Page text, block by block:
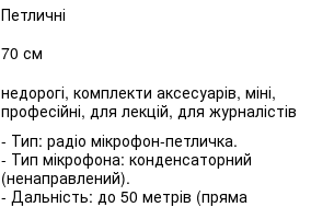
Петличні
70 см
недорогі, комплекти аксесуарів, міні,
професійні, для лекцій, для журналістів
- Тип: радіо мікрофон-петличка.
- Тип мікрофона: конденсаторний
(ненаправлений).
- Дальність: до 50 метрів (пряма